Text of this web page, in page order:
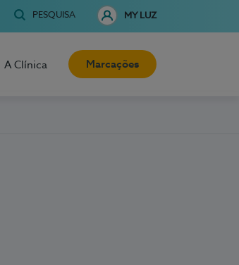
PESQUISA MY LUZ
A Clínica Marcações